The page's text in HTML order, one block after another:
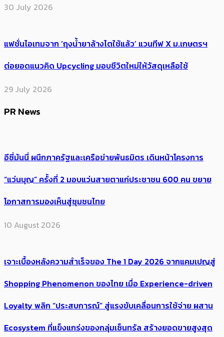
30 July 2026
แฟชั่นไอเทมจาก ‘ถุงน้ำยาล้างไตใช้แล้ว’ แวนทีฟ X ม.เกษตรฯ
ต่อยอดแนวคิด Upcycling มอบชีวิตใหม่ให้วัสดุเหลือใช้
29 July 2026
PR News
อีซี่มันนี่ ผนึกภาครัฐและเครือข่ายพันธมิตร เดินหน้าโครงการ
“แว่นบุญ” ครั้งที่ 2 มอบแว่นสายตาแก่ประชาชน 600 คน ขยาย
โอกาสการมองเห็นสู่ชุมชนไทย
10 August 2026
เจาะเบื้องหลังความสำเร็จของ The 1 Day 2026 จากแคมเปญสู่
Shopping Phenomenon ของไทย เมื่อ Experience-driven
Loyalty พลิก “ประสบการณ์” สู่แรงขับเคลื่อนการใช้จ่าย ผสาน
Ecosystem ที่แข็งแกร่งของกลุ่มเซ็นทรัล สร้างยอดขายสูงสุด